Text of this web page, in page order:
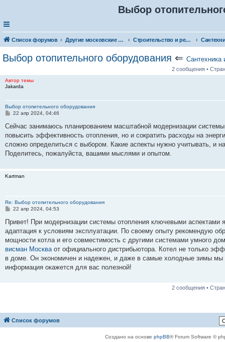
Выбор
Список форумов Другие московские товары и услуги Строительство и ремонт
Выбор отопительного оборудования ⇐ Сантехника
2 сообщения •
Автор темы
Jakarda
Выбор отопительного оборудования
С
о
щ
е
и
22 апр 2024, 04:46
Сейчас занимаюсь планированием масштабной модернизации
повысить эффективность отопления, но и сократить расходы на
сложно определиться с выбором. Какие аспекты нужно учитывать, и
Поделитесь, пожалуйста, вашими мыслями и опытом.
Kartman
Re: Выбор отопительного оборудования
С
о
щ
е
и
е
22 апр 2024, 04:53
Привет! При модернизации системы отопления ключевыми аспектами
адаптация к условиям эксплуатации. По своему опыту рекомендую
мощности котла и его совместимость с другими системами умного
висман Москваот официального дистрибьютора. Котел не только
в доме. Он экономичен и надежен, и даже в самые холодные зимы
информация окажется для вас полезной!
2 сообщения •
Список форумов
Создано на основе phpBB® Forum Software ©